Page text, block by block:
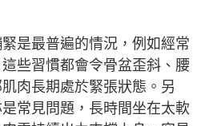
是最普遍的情況，例如經常
些習慣都會令骨盆歪斜、腰
肉長期處於緊張狀態。另
常見問題，長時間坐在太軟